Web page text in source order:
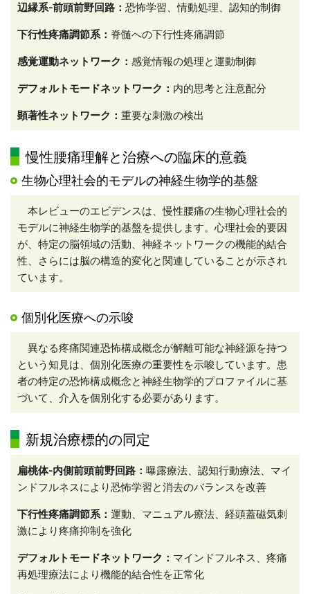
辺縁系-前頭前野回路： 恐怖学習、情動処理、認知的制御
下行性疼痛調節系： 脊髄への下行性疼痛調節
感覚運動ネットワーク： 感覚情報の処理と運動制御
デフォルトモードネットワーク： 内的思考と注意配分
顕著性ネットワーク： 重要な刺激の検出
慢性腰痛理解と治療への臨床的意義
生物心理社会的モデルの神経生物学的基盤
本レビューのエビデンスは、慢性腰痛の生物心理社会的
モデルに神経生物学的基盤を提供します。心理社会的要因
が、特定の脳領域の活動、神経ネットワークの機能的結合
性、さらには脳の構造的変化と関連していることが示され
ています。
個別化医療への示唆
異なる疼痛関連恐怖構成概念が解離可能な神経源を持つ
という知見は、個別化医療の重要性を示唆しています。患
者の特定の恐怖構成概念と神経生物学的プロファイルに基
づいて、介入を個別化する必要があります。
新規治療標的の同定
扁桃体-内側前頭前野回路： 曝露療法、認知行動療法、マイ
ンドフルネスにより恐怖学習と消去のバランスを改善
下行性疼痛調節系： 運動、マニュアル療法、経頭蓋磁気刺
激により疼痛抑制を強化
デフォルトモードネットワーク： マインドフルネス、疼痛
再処理療法により機能的結合性を正常化